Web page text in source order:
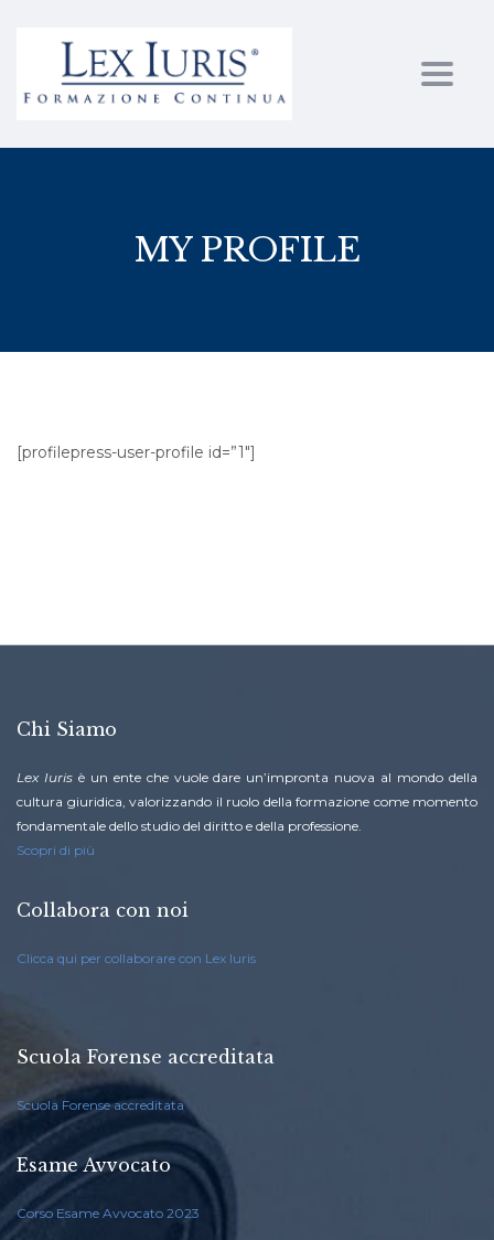
MY PROFILE
[profilepress-user-profile id=”1″]
Chi Siamo
Lex Iurisè un ente che vuole dare un’impronta nuova al mondo della
cultura giuridica, valorizzando il ruolo della formazione come momento
fondamentale dello studio del diritto e della professione.
Scopri di più
Collabora con noi
Clicca qui per collaborare con Lex Iuris
Scuola Forense accreditata
Scuola Forense accreditata
Esame Avvocato
Corso Esame Avvocato 2023